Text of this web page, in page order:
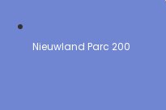
Nieuwland Parc 200